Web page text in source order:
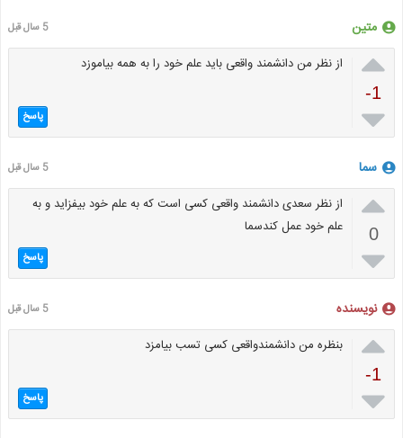
متین 5 سال قبل

-1

از نظر من دانشمند واقعی باید علم خود را به همه بیاموزد
پاسخ
سما 5 سال قبل

0

از نظر سعدی دانشمند واقعی کسی است که به علم خود بیفزاید و به
علم خود عمل کندسما
پاسخ
نویسنده 5 سال قبل

-1

بنظره من دانشمندواقعی کسی تسب بیامزد
پاسخ